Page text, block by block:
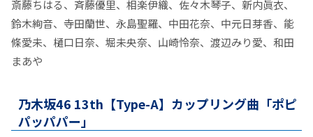
斎藤ちはる、斉藤優里、相楽伊織、佐々木琴子、新内眞衣、
鈴木絢音、寺田蘭世、永島聖羅、中田花奈、中元日芽香、能
條愛未、樋口日奈、堀未央奈、山崎怜奈、渡辺みり愛、和田
まあや
乃木坂46 13th【Type-A】カップリング曲「ポピ
パッパパー」